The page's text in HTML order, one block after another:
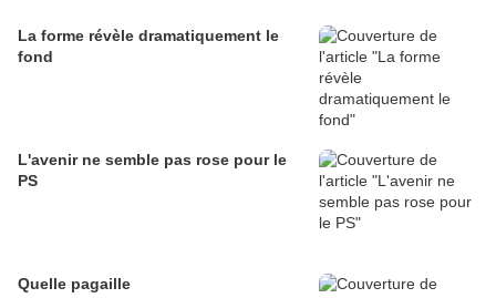
La forme révèle dramatiquement le
fond
L'avenir ne semble pas rose pour le
PS
Quelle pagaille